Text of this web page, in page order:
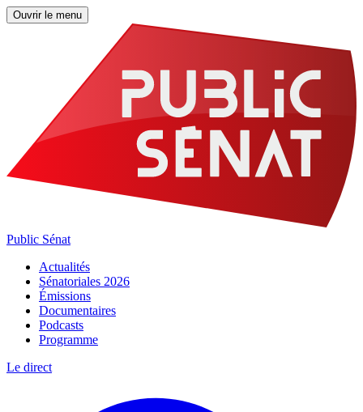
Ouvrir le menu
Public Sénat
Actualités
Sénatoriales 2026
Émissions
Documentaires
Podcasts
Programme
Le direct